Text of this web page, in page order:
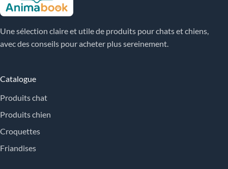
Une sélection claire et utile de produits pour chats et chiens,
avec des conseils pour acheter plus sereinement.
Catalogue
Produits chat
Produits chien
Croquettes
Friandises